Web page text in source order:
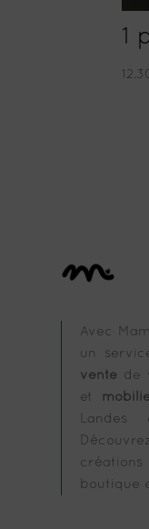
Avec
un
vente de
et
Landes
boutique